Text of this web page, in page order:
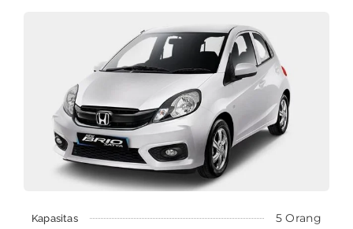
Kapasitas 5 Orang